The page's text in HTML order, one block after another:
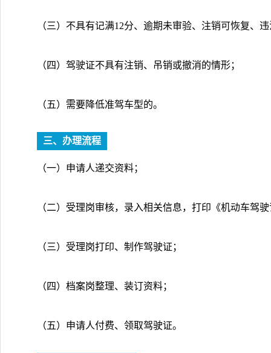
（三）不具有记满12分、逾期未审验、注销可恢复、
（四）驾驶证不具有注销、吊销或撤消的情形；
（五）需要降低准驾车型的。
三、办理流程
（一）申请人递交资料；
（二）受理岗审核，录入相关信息，打印《机动车驾
（三）受理岗打印、制作驾驶证；
（四）档案岗整理、装订资料；
（五）申请人付费、领取驾驶证。